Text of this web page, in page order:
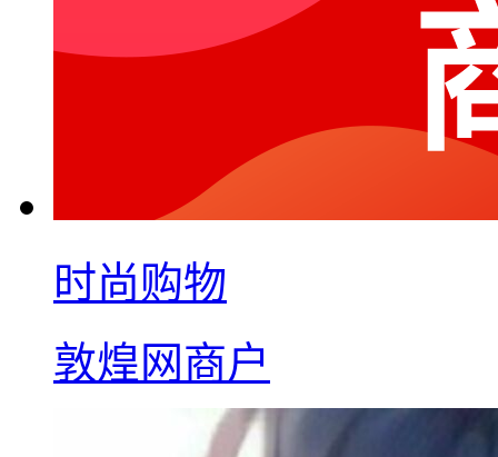
时尚购物
敦煌网商户